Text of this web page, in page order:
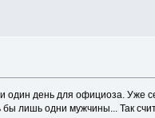
день для официоза. Уже
бы лишь одни мужчины... Так